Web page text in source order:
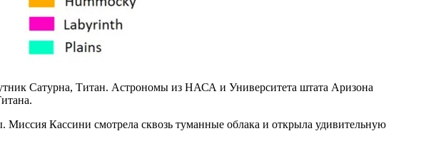
Сатурна, Титан. Астрономы из НАСА и Университета штата Аризона
Миссия Кассини смотрела сквозь туманные облака и открыла удивительную